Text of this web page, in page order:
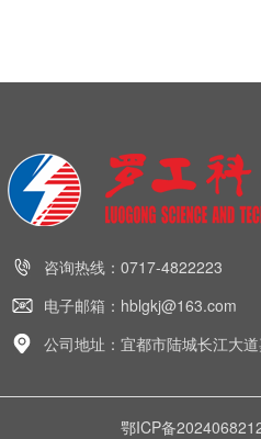
咨询热线：0717-4822223
电子邮箱：hblgkj@163.com
公司地址：宜都市陆城长江大
鄂ICP备